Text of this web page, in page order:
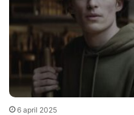
6 april 2025